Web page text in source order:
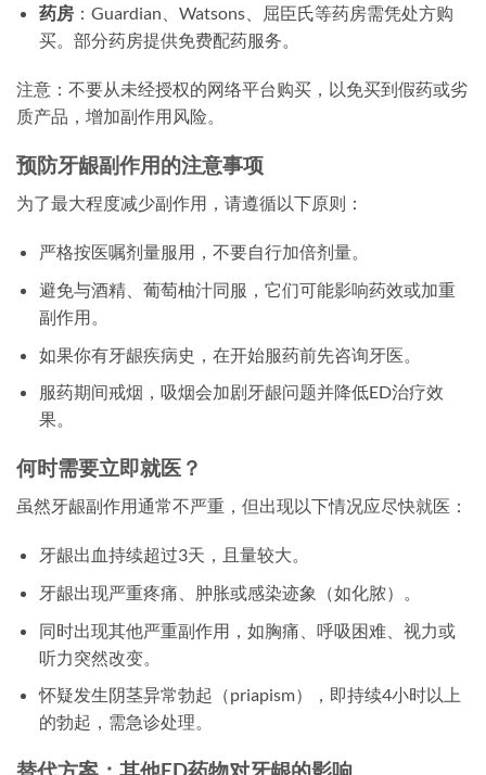
药房：Guardian、Watsons、屈臣氏等药房需凭处方购
买。部分药房提供免费配药服务。
注意：不要从未经授权的网络平台购买，以免买到假药或劣
质产品，增加副作用风险。
预防牙龈副作用的注意事项
为了最大程度减少副作用，请遵循以下原则：
严格按医嘱剂量服用，不要自行加倍剂量。
避免与酒精、葡萄柚汁同服，它们可能影响药效或加重
副作用。
如果你有牙龈疾病史，在开始服药前先咨询牙医。
服药期间戒烟，吸烟会加剧牙龈问题并降低ED治疗效
果。
何时需要立即就医？
虽然牙龈副作用通常不严重，但出现以下情况应尽快就医：
牙龈出血持续超过3天，且量较大。
牙龈出现严重疼痛、肿胀或感染迹象（如化脓）。
同时出现其他严重副作用，如胸痛、呼吸困难、视力或
听力突然改变。
怀疑发生阴茎异常勃起（priapism），即持续4小时以上
的勃起，需急诊处理。